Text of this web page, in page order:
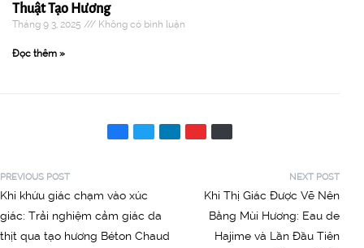
Thuật Tạo Hương
Tháng 9 3, 2025 Không có bình luận
Đọc thêm »
PREVIOUS POST
Khi khứu giác chạm vào xúc
giác: Trải nghiệm cảm giác da
thịt qua tạo hương Béton Chaud
NEXT POST
Khi Thị Giác Được Vẽ Nên
Bằng Mùi Hương: Eau de
Hajime và Lần Đầu Tiên